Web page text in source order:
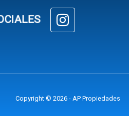
Copyright © 2026 - AP Propiedades